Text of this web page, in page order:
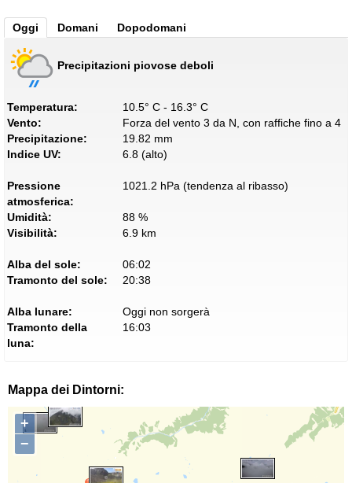
Oggi Domani Dopodomani
Precipitazioni piovose deboli
Temperatura:
10.5° C - 16.3° C
Vento:
Forza del vento 3 da N, con raffiche fino a 4
Precipitazione:
19.82 mm
Indice UV:
6.8 (alto)
Pressione
atmosferica:
1021.2 hPa (tendenza al ribasso)
Umidità:
88 %
Visibilità:
6.9 km
Alba del sole:
06:02
Tramonto del sole:
20:38
Alba lunare:
Oggi non sorgerà
Tramonto della
luna:
16:03
Mappa dei Dintorni:
+
−